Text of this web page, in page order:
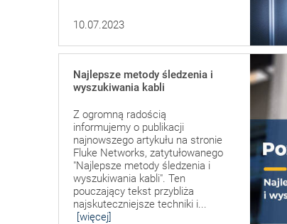
10.07.2023
Najlepsze metody śledzenia i
wyszukiwania kabli
Z ogromną radością
informujemy o publikacji
najnowszego artykułu na stronie
Fluke Networks, zatytułowanego
"Najlepsze metody śledzenia i
wyszukiwania kabli". Ten
pouczający tekst przybliża
najskuteczniejsze techniki i...
[więcej]